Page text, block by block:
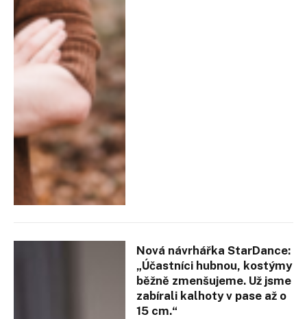
Nová návrhářka StarDance:
„Účastníci hubnou, kostýmy
běžně zmenšujeme. Už jsme
zabírali kalhoty v pase až o
15 cm.“